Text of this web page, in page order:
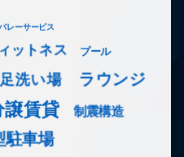
レーサービス
ットネス プール
洗い場 ラウンジ
譲賃貸 制震構造
駐車場